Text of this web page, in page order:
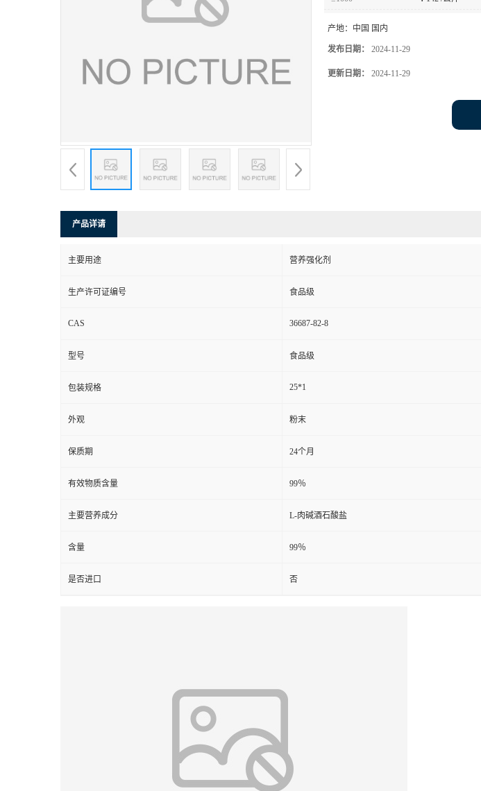
产地： 中国 国内
发布日期： 2024-11-29
更新日期： 2024-11-29
产品详请
主要用途 营养强化剂
生产许可证编号 食品级
CAS 36687-82-8
型号 食品级
包装规格 25*1
外观 粉末
保质期 24个月
有效物质含量 99％
主要营养成分 L-肉碱酒石酸盐
含量 99％
是否进口 否